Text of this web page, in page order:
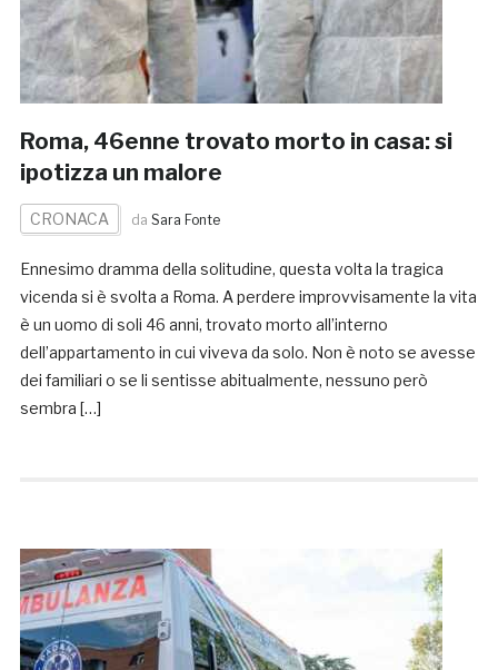
Roma, 46enne trovato morto in casa: si
ipotizza un malore
CRONACA da Sara Fonte
Ennesimo dramma della solitudine, questa volta la tragica
vicenda si è svolta a Roma. A perdere improvvisamente la vita
è un uomo di soli 46 anni, trovato morto all’interno
dell’appartamento in cui viveva da solo. Non è noto se avesse
dei familiari o se li sentisse abitualmente, nessuno però
sembra […]